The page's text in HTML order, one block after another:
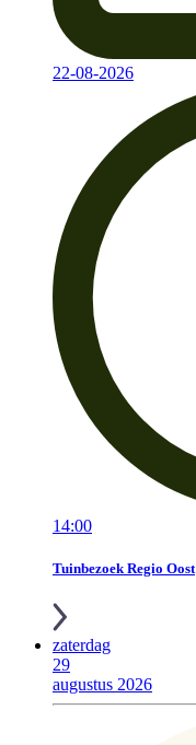
22-08-2026
14:00
Tuinbezoek Regio Oost
zaterdag
29
augustus 2026